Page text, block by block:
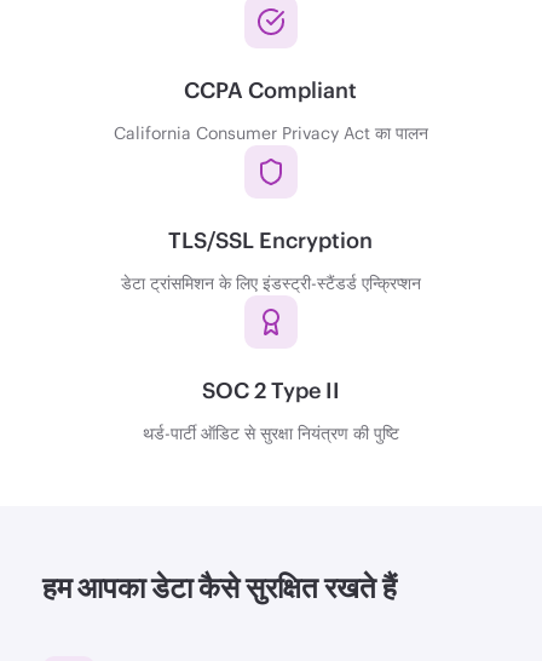
CCPA Compliant
California Consumer Privacy Act का पालन
TLS/SSL Encryption
डेटा ट्रांसमिशन के लिए इंडस्ट्री-स्टैंडर्ड एन्क्रिप्शन
SOC 2 Type II
थर्ड-पार्टी ऑडिट से सुरक्षा नियंत्रण की पुष्टि
हम आपका डेटा कैसे सुरक्षित रखते हैं